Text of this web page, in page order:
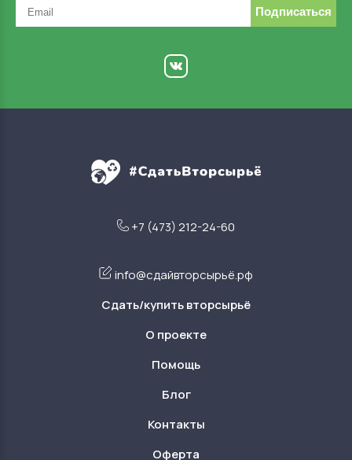
Подписаться
+7 (473) 212-24-60
info@сдайвторсырьё.рф
Сдать/купить вторсырьё
О проекте
Помощь
Блог
Контакты
Оферта